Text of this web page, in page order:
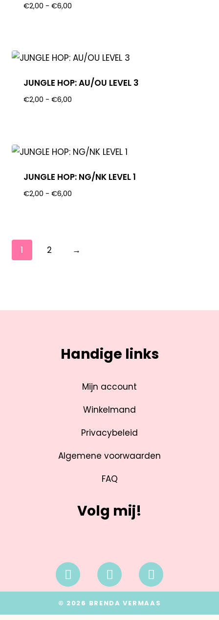
€2,00 - €6,00
JUNGLE HOP: AU/OU LEVEL 3
€2,00 - €6,00
JUNGLE HOP: NG/NK LEVEL 1
€2,00 - €6,00
1 2 →
Handige links
Mijn account
Winkelmand
Privacybeleid
Algemene voorwaarden
FAQ
Volg mij!
© 2026 BRENDA VERMAAS